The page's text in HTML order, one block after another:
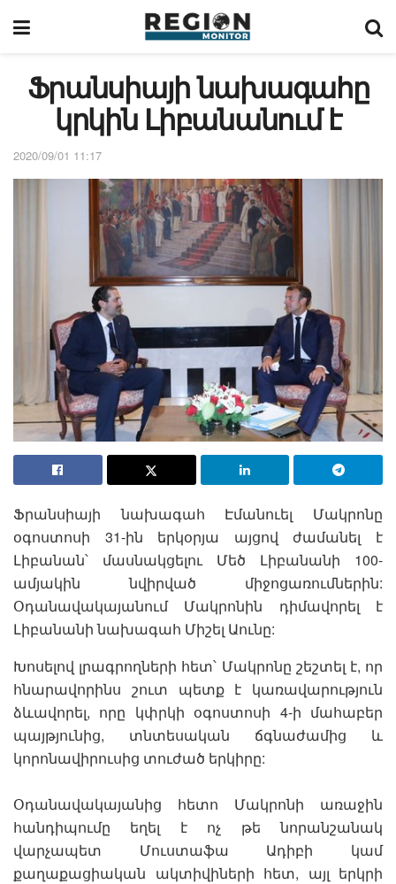
Ֆրանսիայի նախագահը
կրկին Լիբանանում է
2020/09/01 11:17
Ֆրանսիայի նախագահ Էմանուել Մակրոնը
օգոստոսի 31-ին երկօրյա այցով ժամանել է
Լիբանան՝ մասնակցելու Մեծ Լիբանանի 100-
ամյակին նվիրված միջոցառումներին:
Օդանավակայանում Մակրոնին դիմավորել է
Լիբանանի նախագահ Միշել Աունը:
Խոսելով լրագրողների հետ՝ Մակրոնը շեշտել է, որ
հնարավորինս շուտ պետք է կառավարություն
ձևավորել, որը կփրկի օգոստոսի 4-ի մահաբեր
պայթյունից, տնտեսական ճգնաժամից և
կորոնավիրուսից տուժած երկիրը:
Օդանավակայանից հետո Մակրոնի առաջին
հանդիպումը եղել է ոչ թե նորանշանակ
վարչապետ Մուստաֆա Ադիբի կամ
քաղաքացիական ակտիվիների հետ, այլ երկրի